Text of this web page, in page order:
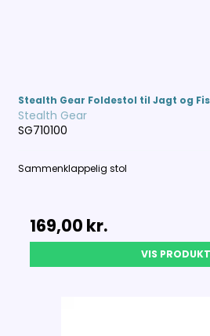
Stealth Gear Foldestol til Jagt og
Stealth Gear
SG710100
Sammenklappelig stol
169,00 kr.
VIS PRODUKT